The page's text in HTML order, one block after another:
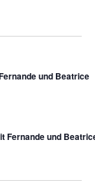
und Beatrice
Fernande und